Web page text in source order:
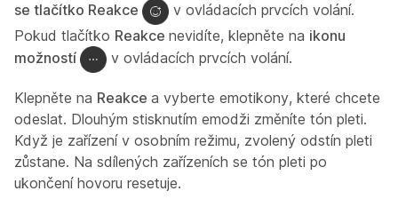
se tlačítko Reakce
v ovládacích prvcích volání.
Pokud tlačítko Reakce nevidíte, klepněte na ikonu
možností
v ovládacích prvcích volání.
Klepněte na Reakce a vyberte emotikony, které chcete
odeslat. Dlouhým stisknutím emodži změníte tón pleti.
Když je zařízení v osobním režimu, zvolený odstín pleti
zůstane. Na sdílených zařízeních se tón pleti po
ukončení hovoru resetuje.